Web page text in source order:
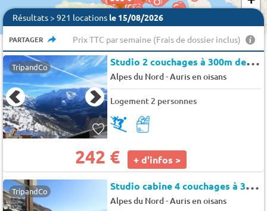
Résultats > 921 locations le 15/08/2026
PARTAGER Prix TTC par semaine (Frais de dossier inclus)
TripandCo S
tudio 2 couchages à 300m des pistes - Auris en Oisans - Silenes
Alpes du Nord-Auris en oisans
Logement 2 personnes
242 € + d'infos >
TripandCo S
tudio cabine 4 couchages à 300m des pistes - Auris en Oisans - Silenes
Alpes du Nord-Auris en oisans